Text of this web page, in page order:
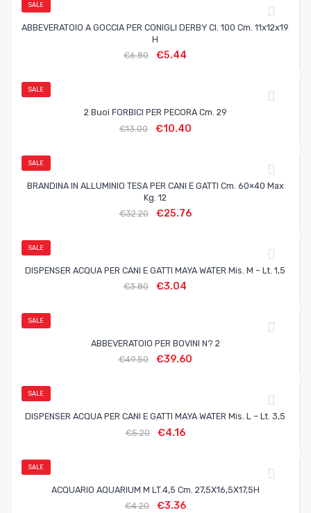
SALE
ABBEVERATOIO A GOCCIA PER CONIGLI DERBY Cl. 100 Cm. 11x12x19
H
€6.80 €5.44
SALE
2 Buoi FORBICI PER PECORA Cm. 29
€13.00 €10.40
SALE
BRANDINA IN ALLUMINIO TESA PER CANI E GATTI Cm. 60×40 Max
Kg. 12
€32.20 €25.76
SALE
DISPENSER ACQUA PER CANI E GATTI MAYA WATER Mis. M – Lt. 1,5
€3.80 €3.04
SALE
ABBEVERATOIO PER BOVINI N? 2
€49.50 €39.60
SALE
DISPENSER ACQUA PER CANI E GATTI MAYA WATER Mis. L – Lt. 3,5
€5.20 €4.16
SALE
ACQUARIO AQUARIUM M LT.4,5 Cm. 27,5X16,5X17,5H
€4.20 €3.36